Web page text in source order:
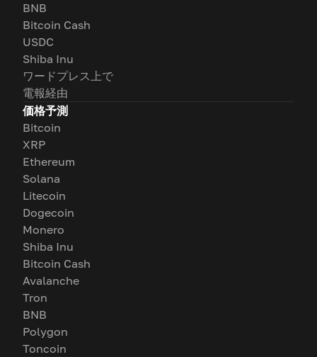
BNB
Bitcoin Cash
USDC
Shiba Inu
ワードプレス上で
電報経由
価格予測
Bitcoin
XRP
Ethereum
Solana
Litecoin
Dogecoin
Monero
Shiba Inu
Bitcoin Cash
Avalanche
Tron
BNB
Polygon
Toncoin